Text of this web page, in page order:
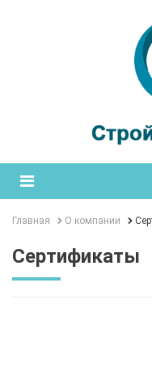
Главная О компании
Сертификаты